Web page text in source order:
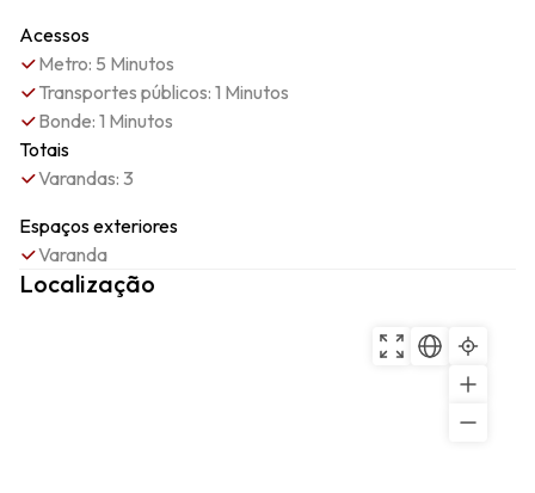
Acessos
Metro: 5 Minutos
Transportes públicos: 1 Minutos
Bonde: 1 Minutos
Totais
Varandas: 3
Espaços exteriores
Varanda
Localização